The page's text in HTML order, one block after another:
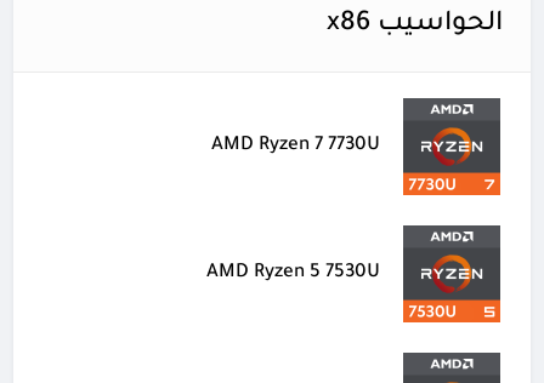
الحواسيب x86
AMD Ryzen 7 7730U
AMD Ryzen 5 7530U